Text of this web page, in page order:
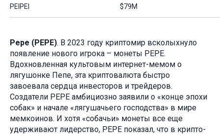
PEIPEI $79M
Pepe (PEPE). В 2023 году криптомир всколыхнуло
появление нового игрока – монеты PEPE.
Вдохновленная культовым интернет-мемом о
лягушонке Пепе, эта криптовалюта быстро
завоевала сердца инвесторов и трейдеров.
Создатели PEPE амбициозно заявили о «конце эпохи
собак» и начале «лягушачьего господства» в мире
мемкоинов. И хотя «собачьи» монеты все еще
удерживают лидерство, PEPE показал, что в крипто-